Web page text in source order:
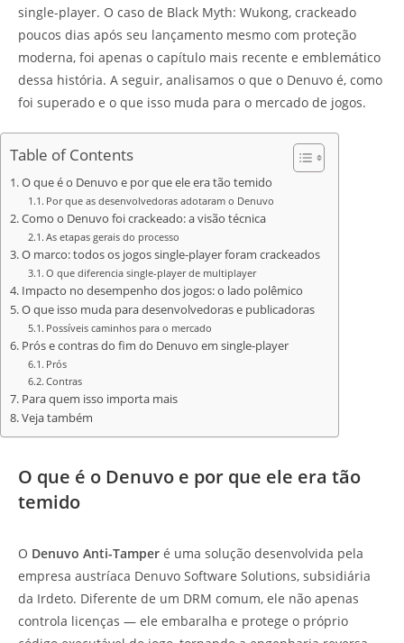
single-player. O caso de Black Myth: Wukong, crackeado
poucos dias após seu lançamento mesmo com proteção
moderna, foi apenas o capítulo mais recente e emblemático
dessa história. A seguir, analisamos o que o Denuvo é, como
foi superado e o que isso muda para o mercado de jogos.
Table of Contents
O que é o Denuvo e por que ele era tão temido
Por que as desenvolvedoras adotaram o Denuvo
Como o Denuvo foi crackeado: a visão técnica
As etapas gerais do processo
O marco: todos os jogos single-player foram crackeados
O que diferencia single-player de multiplayer
Impacto no desempenho dos jogos: o lado polêmico
O que isso muda para desenvolvedoras e publicadoras
Possíveis caminhos para o mercado
Prós e contras do fim do Denuvo em single-player
Prós
Contras
Para quem isso importa mais
Veja também
O que é o Denuvo e por que ele era tão
temido
O Denuvo Anti-Tamper é uma solução desenvolvida pela
empresa austríaca Denuvo Software Solutions, subsidiária
da Irdeto. Diferente de um DRM comum, ele não apenas
controla licenças — ele embaralha e protege o próprio